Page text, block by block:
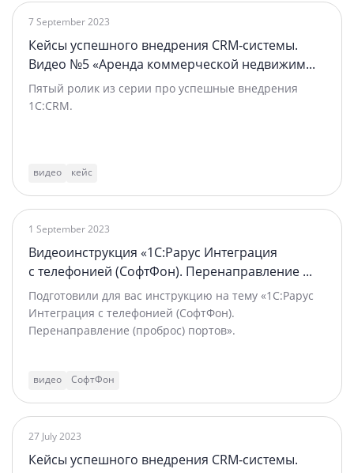
7 September 2023
Кейсы успешного внедрения CRM‑системы.
Видео №5 «Аренда коммерческой недвижим...
Пятый ролик из серии про успешные внедрения
1C:CRM.
видео кейс
1 September 2023
Видеоинструкция «1C:Рарус Интеграция
с телефонией (СофтФон). Перенаправление ...
Подготовили для вас инструкцию на тему «1C:Рарус
Интеграция с телефонией (СофтФон).
Перенаправление (проброс) портов».
видео СофтФон
27 July 2023
Кейсы успешного внедрения CRM‑системы.